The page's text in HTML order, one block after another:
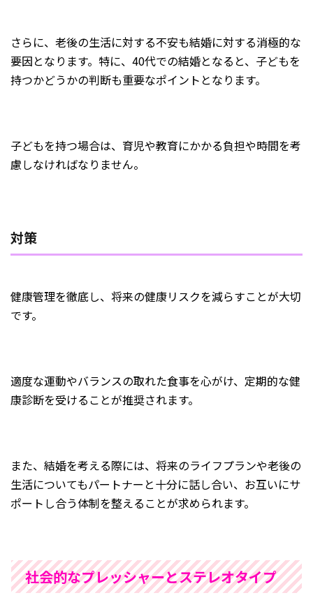
さらに、老後の生活に対する不安も結婚に対する消極的な
要因となります。特に、40代での結婚となると、子どもを
持つかどうかの判断も重要なポイントとなります。
子どもを持つ場合は、育児や教育にかかる負担や時間を考
慮しなければなりません。
対策
健康管理を徹底し、将来の健康リスクを減らすことが大切
です。
適度な運動やバランスの取れた食事を心がけ、定期的な健
康診断を受けることが推奨されます。
また、結婚を考える際には、将来のライフプランや老後の
生活についてもパートナーと十分に話し合い、お互いにサ
ポートし合う体制を整えることが求められます。
社会的なプレッシャーとステレオタイプ